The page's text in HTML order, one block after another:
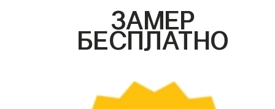
ЗАМЕР
БЕСПЛАТНО